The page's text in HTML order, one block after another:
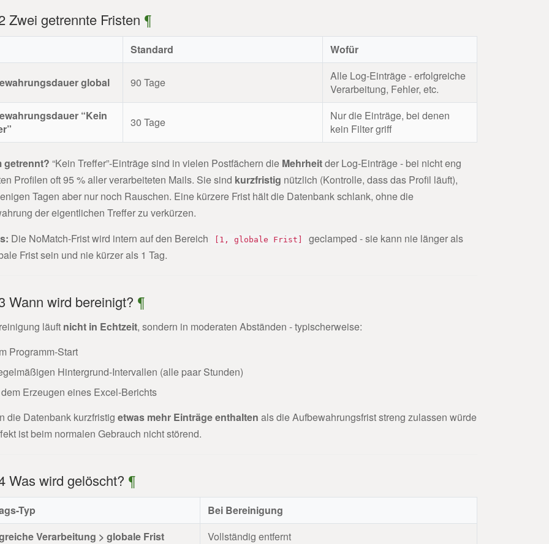
Zwei getrennte Fristen ¶
Standard Wofür
global 90 Tage
Alle Log-Einträge - erfolgreiche
Verarbeitung, Fehler, etc.
“Kein
30 Tage
Nur die Einträge, bei denen
kein Filter griff
getrennt? “Kein Treffer”-Einträge sind in vielen Postfächern die Mehrheitder Log-Einträge - bei nicht eng
Profilen oft 95 % aller verarbeiteten Mails. Sie sind kurzfristig nützlich (Kontrolle, dass das Profil läuft),
Tagen aber nur noch Rauschen. Eine kürzere Frist hält die Datenbank schlank, ohne die
der eigentlichen Treffer zu verkürzen.
Die NoMatch-Frist wird intern auf den Bereich [1, globale Frist]
geclamped - sie kann nie länger als
Frist sein und nie kürzer als 1 Tag.
Wann wird bereinigt? ¶
läuft nicht in Echtzeit, sondern in moderaten Abständen - typischerweise:
Programm-Start
Hintergrund-Intervallen (alle paar Stunden)
Erzeugen eines Excel-Berichts
die Datenbank kurzfristig etwas mehr Einträge enthalten als die Aufbewahrungsfrist streng zulassen würde
ist beim normalen Gebrauch nicht störend.
Was wird gelöscht? ¶
Typ
Bei Bereinigung
Verarbeitung > globale Frist
Vollständig entfernt